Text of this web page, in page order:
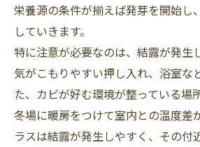
栄養源の条件が揃えば発芽を開始し
していきます。
特に注意が必要なのは、結露が発生
気がこもりやすい押し入れ、浴室な
た、カビが好む環境が整っている場
冬場に暖房をつけて室内との温度差
ラスは結露が発生しやすく、その付